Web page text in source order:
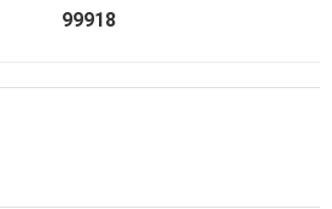
99918